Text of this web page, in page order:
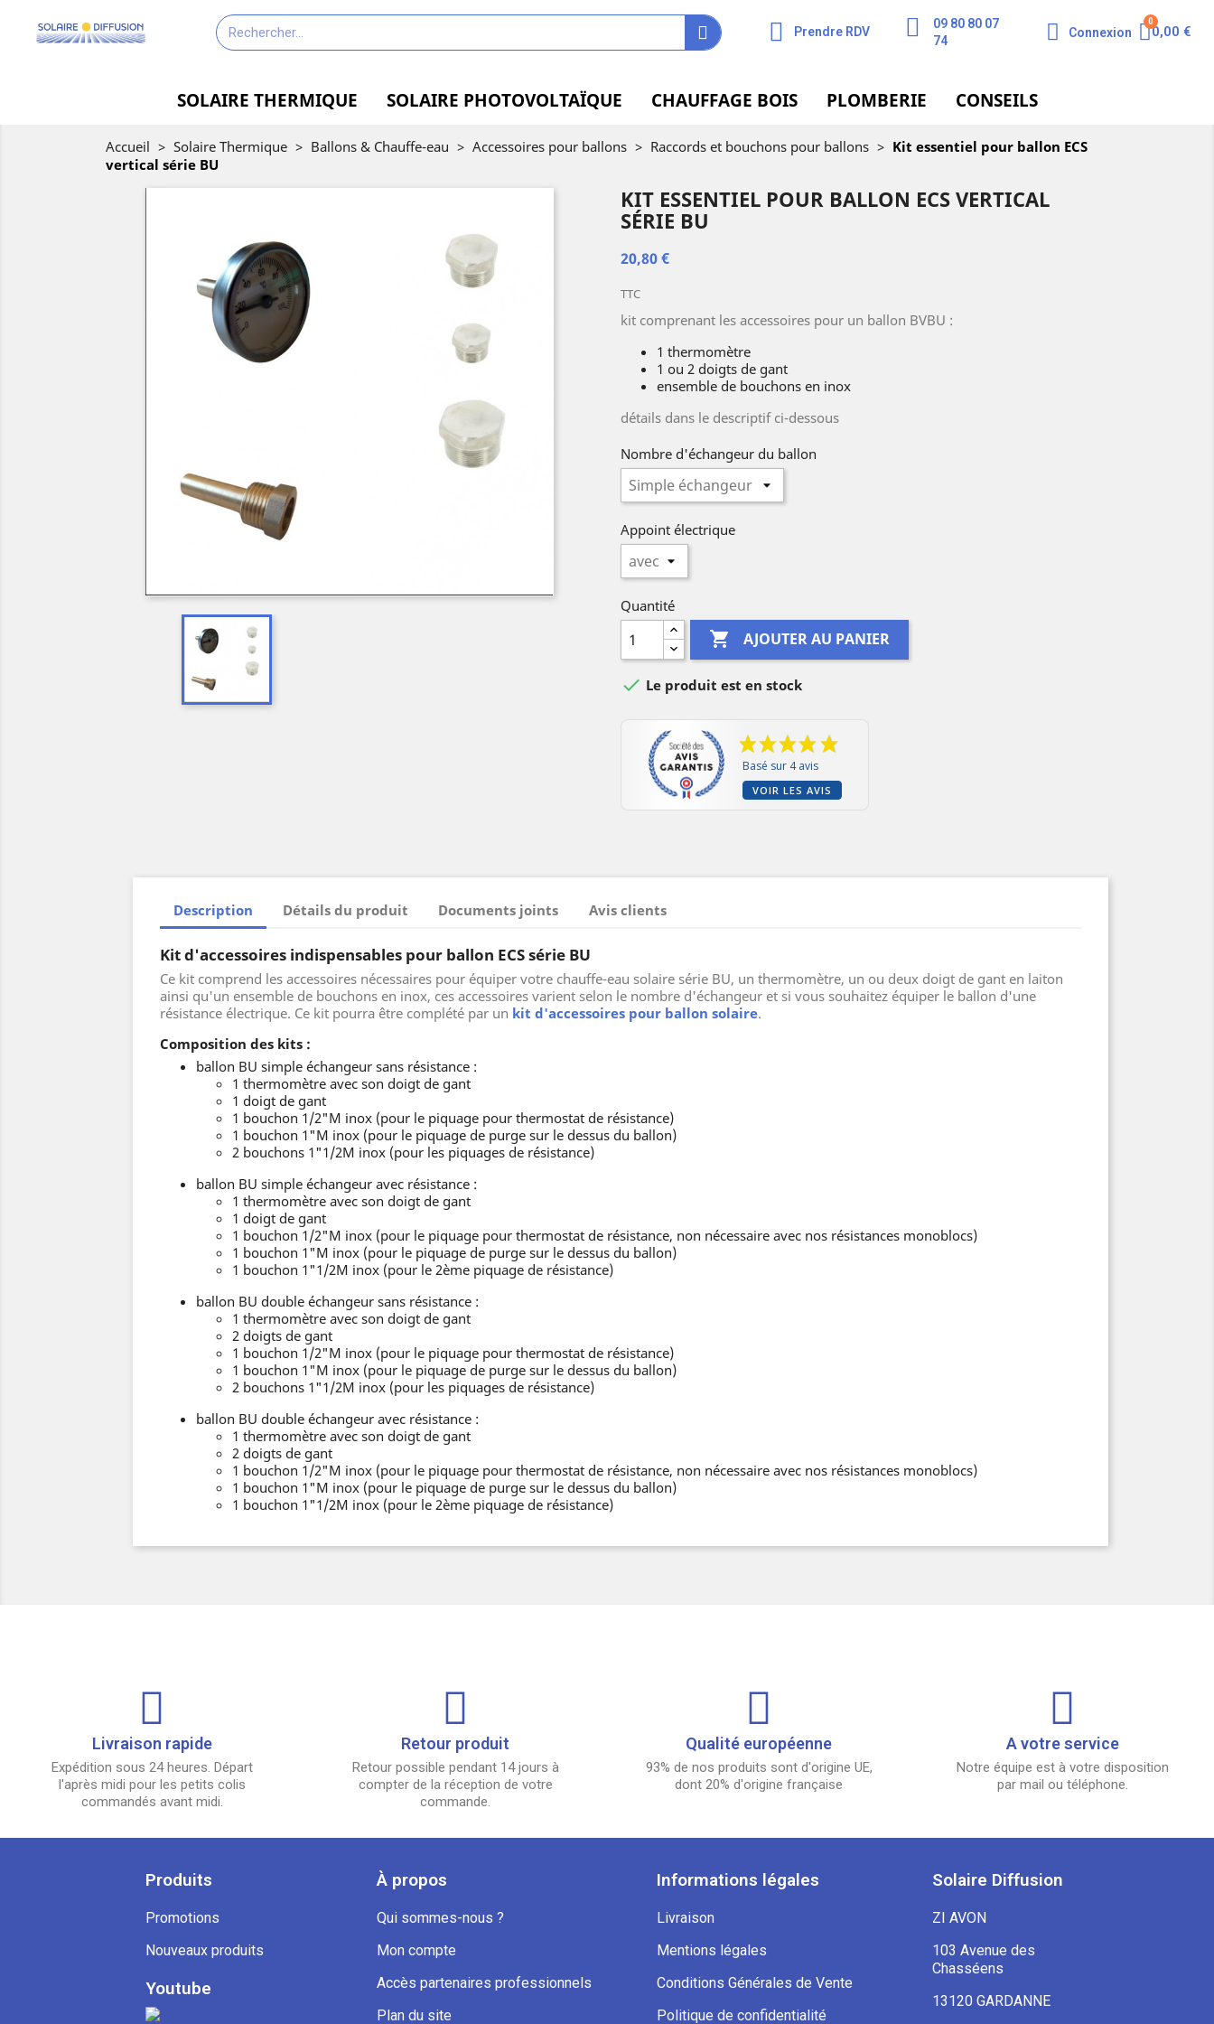
Prendre RDV
09 80 80 07
74
Connexion 0,00 €
SOLAIRE THERMIQUE SOLAIRE PHOTOVOLTAÏQUE CHAUFFAGE BOIS PLOMBERIE CONSEILS
Accueil > Solaire Thermique > Ballons & Chauffe-eau > Accessoires pour ballons > Raccords et bouchons pour ballons > Kit essentiel pour ballon ECS
vertical série BU
KIT ESSENTIEL POUR BALLON ECS VERTICAL
SÉRIE BU
20,80 €
TTC
kit comprenant les accessoires pour un ballon BVBU :
1 thermomètre
1 ou 2 doigts de gant
ensemble de bouchons en inox
détails dans le descriptif ci-dessous
Nombre d'échangeur du ballon
Appoint électrique
Quantité
 AJOUTER AU PANIER
 Le produit est en stock
Basé sur 4 avis
VOIR LES AVIS
Description Détails du produit Documents joints Avis clients
Kit d'accessoires indispensables pour ballon ECS série BU
Ce kit comprend les accessoires nécessaires pour équiper votre chauffe-eau solaire série BU, un thermomètre, un ou deux doigt de gant en laiton
ainsi qu'un ensemble de bouchons en inox, ces accessoires varient selon le nombre d'échangeur et si vous souhaitez équiper le ballon d'une
résistance électrique. Ce kit pourra être complété par un kit d'accessoires pour ballon solaire.
Composition des kits :
ballon BU simple échangeur sans résistance :
1 thermomètre avec son doigt de gant
1 doigt de gant
1 bouchon 1/2"M inox (pour le piquage pour thermostat de résistance)
1 bouchon 1"M inox (pour le piquage de purge sur le dessus du ballon)
2 bouchons 1"1/2M inox (pour les piquages de résistance)
ballon BU simple échangeur avec résistance :
1 thermomètre avec son doigt de gant
1 doigt de gant
1 bouchon 1/2"M inox (pour le piquage pour thermostat de résistance, non nécessaire avec nos résistances monoblocs)
1 bouchon 1"M inox (pour le piquage de purge sur le dessus du ballon)
1 bouchon 1"1/2M inox (pour le 2ème piquage de résistance)
ballon BU double échangeur sans résistance :
1 thermomètre avec son doigt de gant
2 doigts de gant
1 bouchon 1/2"M inox (pour le piquage pour thermostat de résistance)
1 bouchon 1"M inox (pour le piquage de purge sur le dessus du ballon)
2 bouchons 1"1/2M inox (pour les piquages de résistance)
ballon BU double échangeur avec résistance :
1 thermomètre avec son doigt de gant
2 doigts de gant
1 bouchon 1/2"M inox (pour le piquage pour thermostat de résistance, non nécessaire avec nos résistances monoblocs)
1 bouchon 1"M inox (pour le piquage de purge sur le dessus du ballon)
1 bouchon 1"1/2M inox (pour le 2ème piquage de résistance)
Livraison rapide
Expédition sous 24 heures. Départ
l'après midi pour les petits colis
commandés avant midi.
Retour produit
Retour possible pendant 14 jours à
compter de la réception de votre
commande.
Qualité européenne
93% de nos produits sont d'origine UE,
dont 20% d'origine française
A votre service
Notre équipe est à votre disposition
par mail ou téléphone.
Produits
Promotions
Nouveaux produits
Youtube
À propos
Qui sommes-nous ?
Mon compte
Accès partenaires professionnels
Plan du site
Informations légales
Livraison
Mentions légales
Conditions Générales de Vente
Politique de confidentialité
Solaire Diffusion
ZI AVON
103 Avenue des
Chasséens
13120 GARDANNE